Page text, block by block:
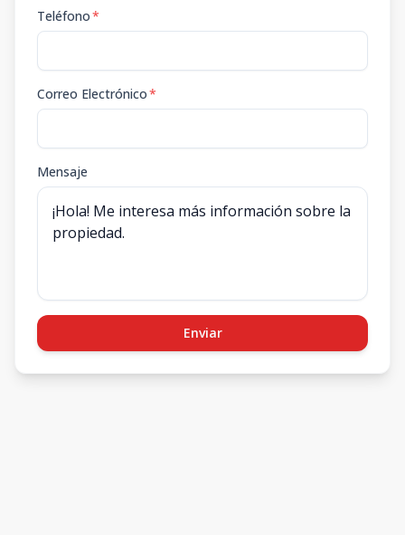
Teléfono*
Correo Electrónico*
Mensaje
Enviar